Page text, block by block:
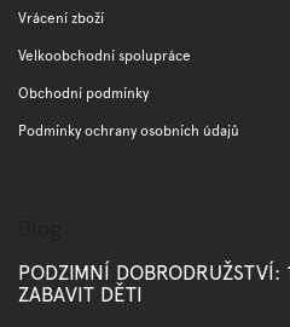
Vrácení zboží
Velkoobchodní spolupráce
Obchodní podmínky
Podmínky ochrany osobních údajů
PODZIMNÍ DOBRODRUŽSTVÍ:
ZABAVIT DĚTI